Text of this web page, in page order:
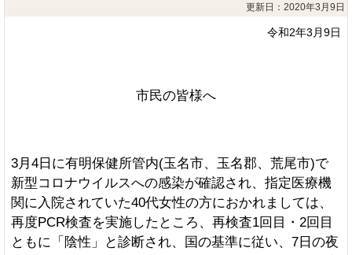
更新日：2020年3月9日
令和2年3月9日
市民の皆様へ
3月4日に有明保健所管内(玉名市、玉名郡、荒尾市)で
新型コロナウイルスへの感染が確認され、指定医療機
関に入院されていた40代女性の方におかれましては、
再度PCR検査を実施したところ、再検査1回目・2回目
ともに「陰性」と診断され、国の基準に従い、7日の夜